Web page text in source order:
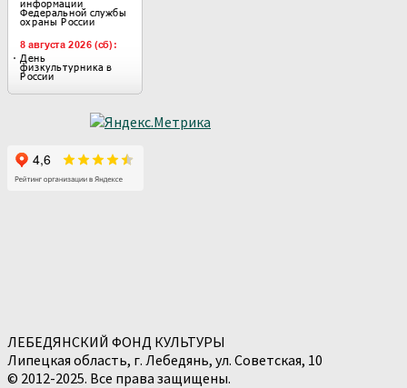
ЛЕБЕДЯНСКИЙ ФОНД КУЛЬТУРЫ
Липецкая область, г. Лебедянь, ул. Советская, 10
© 2012-2025. Все права защищены.